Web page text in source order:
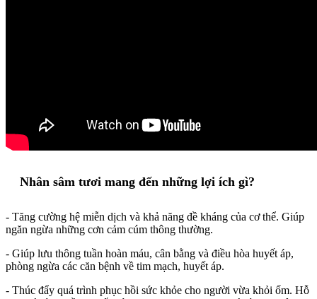
Nhân sâm tươi mang đến những lợi ích gì?
- Tăng cường hệ miễn dịch và khả năng đề kháng của cơ thể. Giúp
ngăn ngừa những cơn cảm cúm thông thường.
- Giúp lưu thông tuần hoàn máu, cân bằng và điều hòa huyết áp,
phòng ngừa các căn bệnh về tim mạch, huyết áp.
- Thúc đẩy quá trình phục hồi sức khỏe cho người vừa khỏi ốm. Hỗ